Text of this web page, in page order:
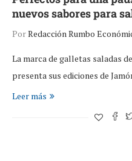
nuevos sabores para
PorRedacción Rumbo
La marca de galletas saladas
presenta sus ediciones de
Leer más